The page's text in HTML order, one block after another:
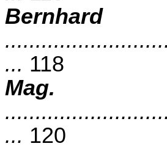
... 118
Mag.
... 120